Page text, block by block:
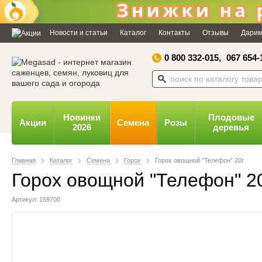
Дозвольте сайту megasad.net
відправляти вам сповіщення на
робочий стіл.
Powered by SendPulse Заборонити
Новости и статьи Каталог Контакты Отзывы
0 800 332-015, 067 654-
Акции
Новинки
2026
Семена Розы
Плодовые
деревья
Главная Каталог Семена Горох Горох овощной "Телефон" 20г
Горох овощной "Телефон"
Артикул: 159700